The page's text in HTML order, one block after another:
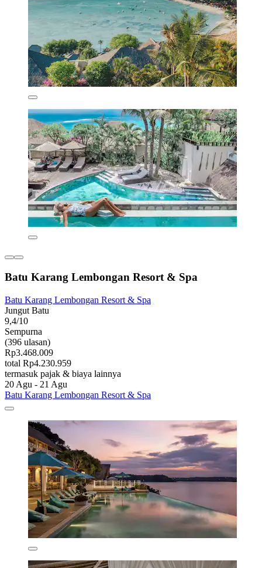
Batu Karang Lembongan Resort & Spa
Batu Karang Lembongan Resort & Spa
Jungut Batu
9,4/10
Sempurna
(396 ulasan)
Rp3.468.009
total Rp4.230.959
termasuk pajak & biaya lainnya
20 Agu - 21 Agu
Batu Karang Lembongan Resort & Spa